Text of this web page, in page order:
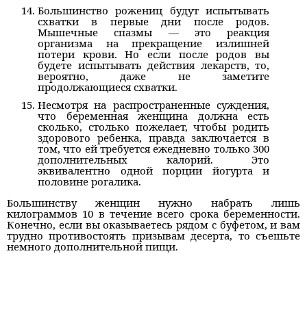
Большинство рожениц будут испытывать
схватки в первые дни после родов.
Мышечные спазмы — это реакция
организма на прекращение излишней
потери крови. Но если после родов вы
будете испытывать действия лекарств, то,
вероятно, даже не заметите
продолжающиеся схватки.
Несмотря на распространенные суждения,
что беременная женщина должна есть
сколько, столько пожелает, чтобы родить
здорового ребенка, правда заключается в
том, что ей требуется ежедневно только 300
дополнительных калорий. Это
эквивалентно одной порции йогурта и
половине рогалика.
Большинству женщин нужно набрать лишь
килограммов 10 в течение всего срока беременности.
Конечно, если вы оказываетесь рядом с буфетом, и вам
трудно противостоять призывам десерта, то съешьте
немного дополнительной пищи.